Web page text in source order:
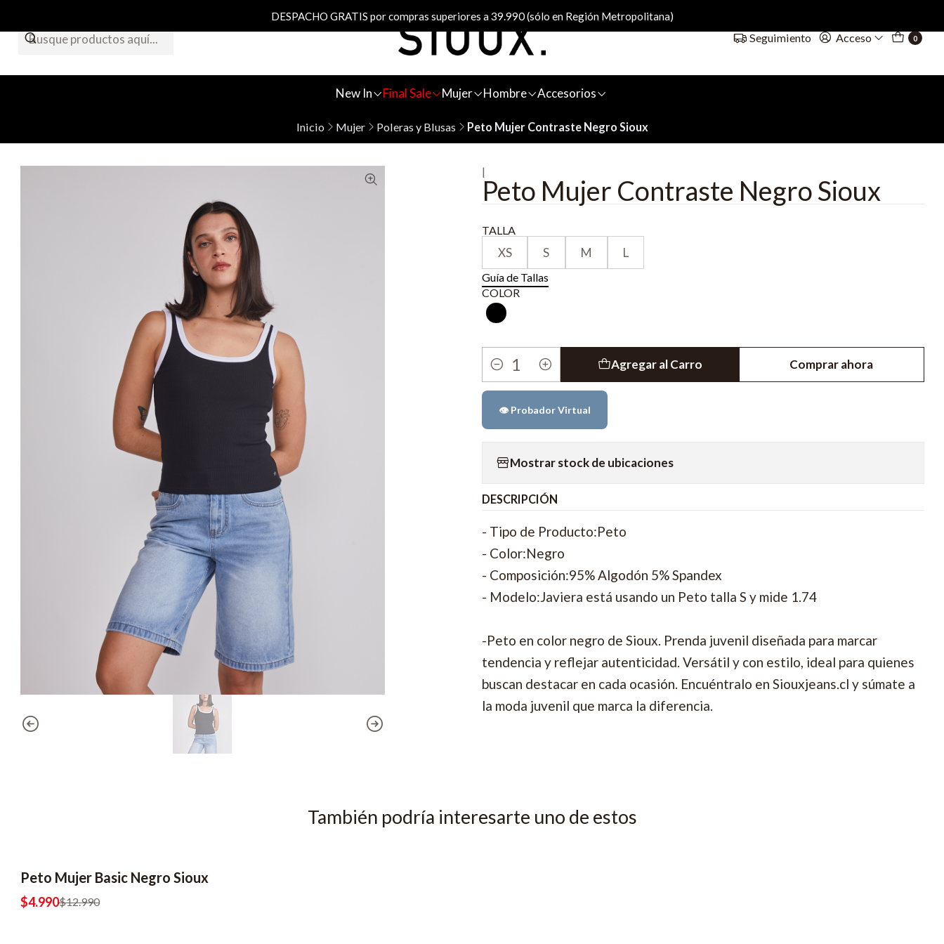
Seguimiento Acceso 0
New In Final Sale Mujer Hombre Accesorios
DESPACHO GRATIS por compras superiores a 39.990 (sólo en Región Metropolitana)
Inicio Mujer Poleras y Blusas Peto Mujer Contraste Negro Sioux
|
Peto Mujer Contraste Negro Sioux
TALLA
XS S M L
Guía de Tallas
COLOR
Cantidad
Agregar al Carro Comprar ahora
👁️ Probador Virtual
Mostrar stock de ubicaciones
DESCRIPCIÓN
- Tipo de Producto:Peto
- Color:Negro
- Composición:95% Algodón 5% Spandex
- Modelo:Javiera está usando un Peto talla S y mide 1.74
-Peto en color negro de Sioux. Prenda juvenil diseñada para marcar
tendencia y reflejar autenticidad. Versátil y con estilo, ideal para quienes
buscan destacar en cada ocasión. Encuéntralo en Siouxjeans.cl y súmate a
la moda juvenil que marca la diferencia.
También podría interesarte uno de estos
-62% OFF
2x6990
Peto Mujer Basic Negro Sioux
$4.990$12.990